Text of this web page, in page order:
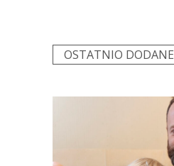
OSTATNIO DODANE